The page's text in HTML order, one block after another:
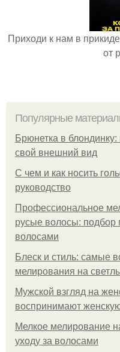
Приходи к нам в
от
Популярные
Брюнетка в
свой внешний вид
С чем и как носить
руководство
Профессиональное
русые волосы: подбор
волосами
Блеск и стиль: самые
мелирования на
Мужской взгляд на
воспринимают
Мелкое мелирование
уходу за волосами